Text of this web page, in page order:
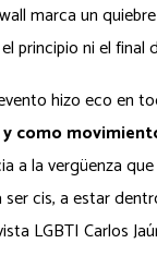
marca un
principio ni el final
hizo eco en
como
a la vergüenza
cis, a estar
LGBTI Carlos